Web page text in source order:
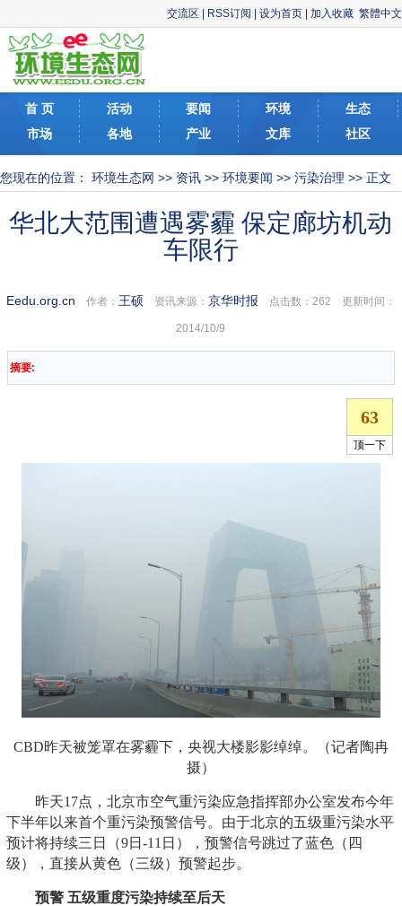
交流区 RSS订阅 设为首页 加入收藏 繁體中文
首 页 活动 要闻 环境
生态
市场
各地 产业 文库 社区
您现在的位置： 环境生态网 >> 资讯 >> 环境要闻 >> 污染治理 >> 正文
华北大范围遭遇雾霾 保定廊坊机动
车限行
Eedu.org.cn 作者： 王硕 资讯来源： 京华时报 点击数： 262 更新时间：
2014/10/9
摘要:
CBD昨天被笼罩在雾霾下，央视大楼影影绰绰。（记者陶冉
摄）
昨天17点，北京市空气重污染应急指挥部办公室发布今年
下半年以来首个重污染预警信号。由于北京的五级重污染水平
预计将持续三日（9日-11日），预警信号跳过了蓝色（四
级），直接从黄色（三级）预警起步。
预警 五级重度污染持续至后天